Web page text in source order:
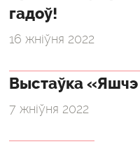
гадоў!
16 жніўня 2022
Выстаўка «Яшчэ
7 жніўня 2022